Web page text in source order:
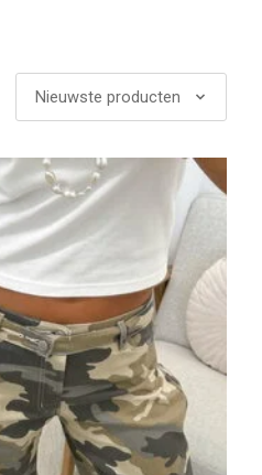
Nieuwste producten